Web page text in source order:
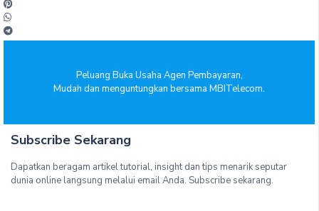
Peluang Buka Usaha Agen Pembayaran,
Mudah dan menguntungkan bersama MBITelecom.
Subscribe Sekarang
Dapatkan beragam artikel tutorial, insight dan tips menarik seputar
dunia online langsung melalui email Anda. Subscribe sekarang.